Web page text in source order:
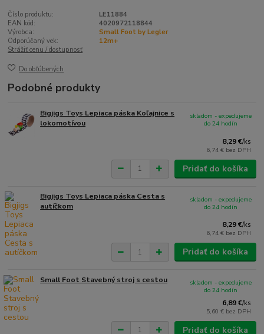
Číslo produktu:
LE11884
EAN kód:
4020972118844
Výrobca:
Small Foot by Legler
Odporúčaný vek:
12m+
Strážiť cenu / dostupnosť
Do obľúbených
Podobné produkty
Bigjigs Toys Lepiaca páska Koľajnice s
lokomotívou
8,29 €/ks
6,74 € bez DPH
skladom - expedujeme
do 24 hodín
Pridať do košíka
Bigjigs Toys Lepiaca páska Cesta s
autíčkom
8,29 €/ks
6,74 € bez DPH
skladom - expedujeme
do 24 hodín
Pridať do košíka
Small Foot Stavebný stroj s cestou
6,89 €/ks
5,60 € bez DPH
skladom - expedujeme
do 24 hodín
Pridať do košíka